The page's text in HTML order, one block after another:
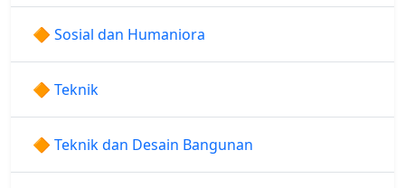
🔶 Sosial dan Humaniora
🔶 Teknik
🔶 Teknik dan Desain Bangunan